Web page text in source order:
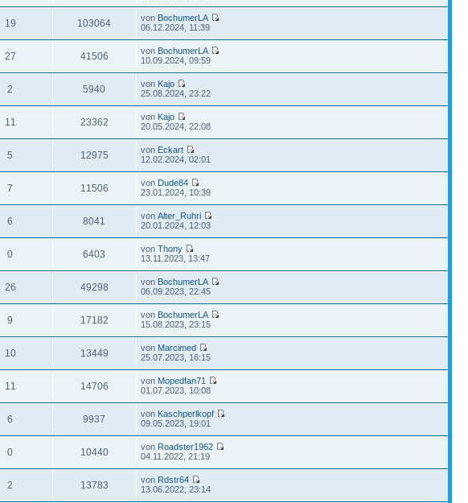
19 103064 von BochumerLA
06.12.2024, 11:39
27 41506 von BochumerLA
10.09.2024, 09:59
2 5940 von Kajo
25.08.2024, 23:22
11 23362 von Kajo
20.05.2024, 22:08
5 12975 von Eckart
12.02.2024, 02:01
7 11506 von Dude84
23.01.2024, 10:39
6 8041 vonAlter_Ruhri
20.01.2024, 12:03
0 6403 vonThony
13.11.2023, 13:47
26 49298 von BochumerLA
06.09.2023, 22:45
9 17182 von BochumerLA
15.08.2023, 23:15
10 13449 von Marcimed
25.07.2023, 16:15
11 14706 von Mopedfan71
01.07.2023, 10:08
6 9937 von Kaschperlkopf
09.05.2023, 19:01
0 10440 von Roadster1962
04.11.2022, 21:19
2 13783 von Rdstr64
13.06.2022, 23:14